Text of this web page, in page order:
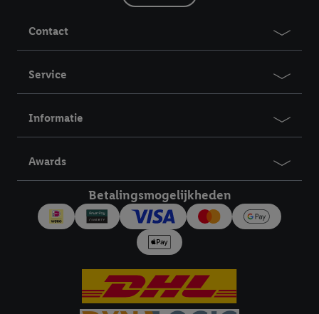
Contact
Service
Informatie
Awards
Betalingsmogelijkheden